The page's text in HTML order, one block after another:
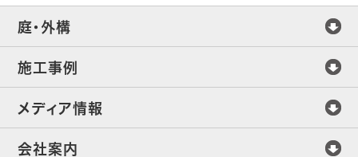
庭・外構
施工事例
メディア情報
会社案内